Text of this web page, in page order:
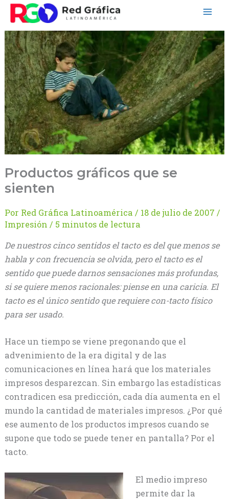
contenido
Productos gráficos que se
sienten
Por Red Gráfica Latinoamérica / 18 de julio de 2007 /
Impresión / 5 minutos de lectura
De nuestros cinco sentidos el tacto es del que menos se
habla y con frecuencia se olvida, pero el tacto es el
sentido que puede darnos sensaciones más profundas,
si se quiere menos racionales: piense en una caricia. El
tacto es el único sentido que requiere con-tacto físico
para ser usado.
Hace un tiempo se viene pregonando que el
advenimiento de la era digital y de las
comunicaciones en línea hará que los materiales
impresos desparezcan. Sin embargo las estadísticas
contradicen esa predicción, cada día aumenta en el
mundo la cantidad de materiales impresos. ¿Por qué
ese aumento de los productos impresos cuando se
supone que todo se puede tener en pantalla? Por el
tacto.
El medio impreso
permite dar la